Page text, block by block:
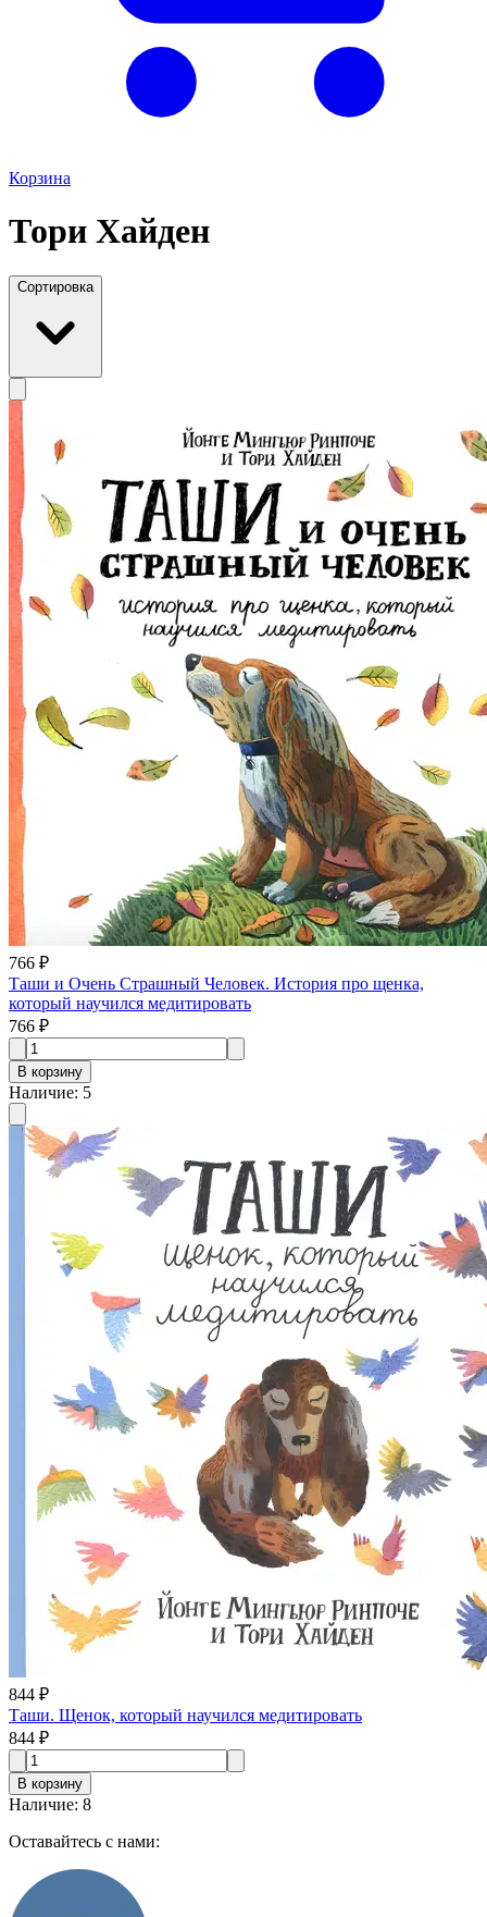
Корзина
Тори Хайден
Сортировка
766 ₽
Таши и Очень Страшный Человек. История про щенка,
который научился медитировать
766 ₽
В корзину
Наличие: 5
844 ₽
Таши. Щенок, который научился медитировать
844 ₽
В корзину
Наличие: 8
Оставайтесь с нами: